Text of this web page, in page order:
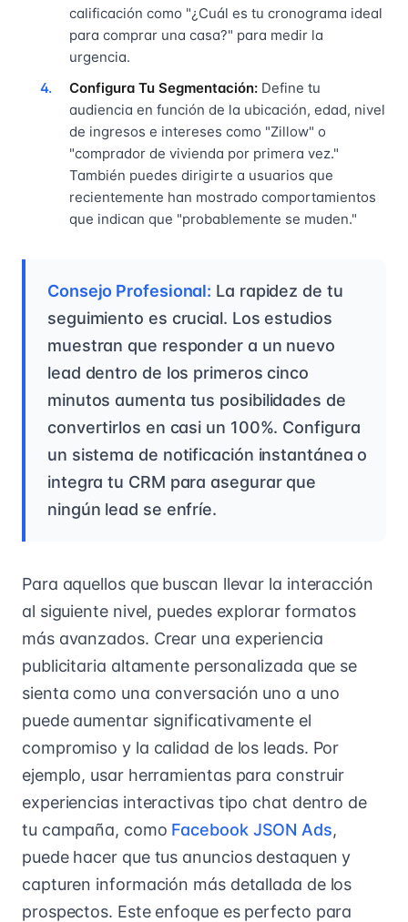
calificación como "¿Cuál es tu cronograma ideal
para comprar una casa?" para medir la
urgencia.
Configura Tu Segmentación: Define tu
audiencia en función de la ubicación, edad, nivel
de ingresos e intereses como "Zillow" o
"comprador de vivienda por primera vez."
También puedes dirigirte a usuarios que
recientemente han mostrado comportamientos
que indican que "probablemente se muden."
Consejo Profesional: La rapidez de tu
seguimiento es crucial. Los estudios
muestran que responder a un nuevo
lead dentro de los primeros cinco
minutos aumenta tus posibilidades de
convertirlos en casi un 100%. Configura
un sistema de notificación instantánea o
integra tu CRM para asegurar que
ningún lead se enfríe.
Para aquellos que buscan llevar la interacción
al siguiente nivel, puedes explorar formatos
más avanzados. Crear una experiencia
publicitaria altamente personalizada que se
sienta como una conversación uno a uno
puede aumentar significativamente el
compromiso y la calidad de los leads. Por
ejemplo, usar herramientas para construir
experiencias interactivas tipo chat dentro de
tu campaña, como Facebook JSON Ads,
puede hacer que tus anuncios destaquen y
capturen información más detallada de los
prospectos. Este enfoque es perfecto para